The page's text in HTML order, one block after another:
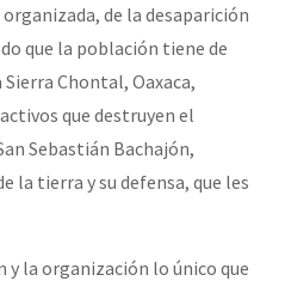
de la desaparición
que la población tiene de
Chontal, Oaxaca,
que destruyen el
Sebastián Bachajón,
la tierra y su defensa, que les
y la organización lo único que